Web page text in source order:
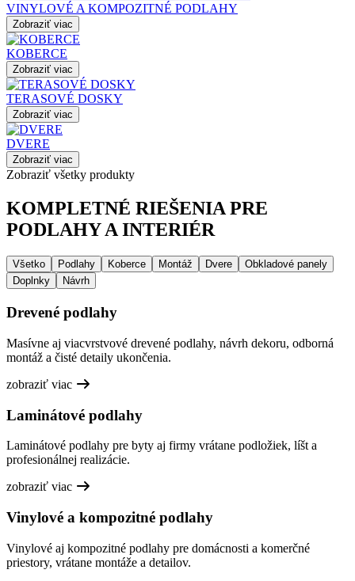
VINYLOVÉ A KOMPOZITNÉ PODLAHY
Zobraziť viac
KOBERCE
Zobraziť viac
TERASOVÉ DOSKY
Zobraziť viac
DVERE
Zobraziť viac
Zobraziť všetky produkty
KOMPLETNÉ RIEŠENIA PRE
PODLAHY A INTERIÉR
Všetko Podlahy Koberce Montáž Dvere
Obkladové panely
Doplnky
Návrh
Drevené podlahy
Masívne aj viacvrstvové drevené podlahy, návrh dekoru, odborná
montáž a čisté detaily ukončenia.
zobraziť viac
Laminátové podlahy
Laminátové podlahy pre byty aj firmy vrátane podložiek, líšt a
profesionálnej realizácie.
zobraziť viac
Vinylové a kompozitné podlahy
Vinylové aj kompozitné podlahy pre domácnosti a komerčné
priestory, vrátane montáže a detailov.